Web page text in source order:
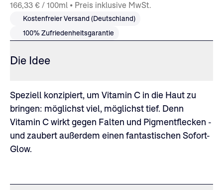
166,33 € / 100ml • Preis inklusive MwSt.
Kostenfreier Versand (Deutschland)
100% Zufriedenheitsgarantie
Die Idee
Speziell konzipiert, um Vitamin C in die Haut zu
bringen: möglichst viel, möglichst tief. Denn
Vitamin C wirkt gegen Falten und Pigmentflecken -
und zaubert außerdem einen fantastischen Sofort-
Glow.